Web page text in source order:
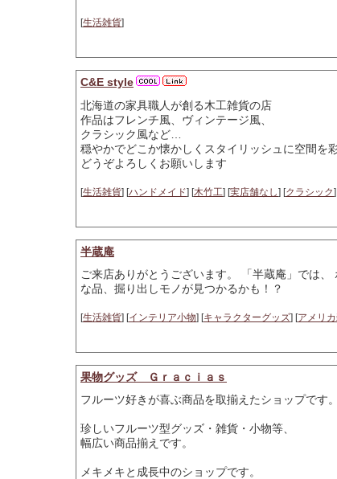
[生活雑貨]
C&E style
北海道の家具職人が創る木工雑貨の店
作品はフレンチ風、ヴィンテージ風、
クラシック風など…
穏やかでどこか懐かしくスタイリッシュに空間を
どうぞよろしくお願いします
[生活雑貨] [ハンドメイド] [木竹工] [実店舗なし] [クラシック]
半蔵庵
ご来店ありがとうございます。 「半蔵庵」では
な品、掘り出しモノが見つかるかも！？
[生活雑貨] [インテリア小物] [キャラクターグッズ] [アメリ
果物グッズ Ｇｒａｃｉａｓ
フルーツ好きが喜ぶ商品を取揃えたショップです。
珍しいフルーツ型グッズ・雑貨・小物等、
幅広い商品揃えです。
メキメキと成長中のショップです。